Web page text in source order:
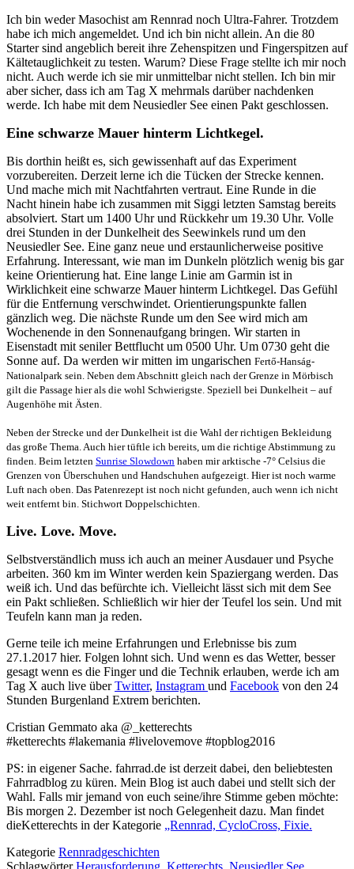
Ich bin weder Masochist am Rennrad noch Ultra-Fahrer. Trotzdem
habe ich mich angemeldet. Und ich bin nicht allein. An die 80
Starter sind angeblich bereit ihre Zehenspitzen und Fingerspitzen auf
Kältetauglichkeit zu testen. Warum? Diese Frage stellte ich mir noch
nicht. Auch werde ich sie mir unmittelbar nicht stellen. Ich bin mir
aber sicher, dass ich am Tag X mehrmals darüber nachdenken
werde. Ich habe mit dem Neusiedler See einen Pakt geschlossen.
Eine schwarze Mauer hinterm Lichtkegel.
Bis dorthin heißt es, sich gewissenhaft auf das Experiment
vorzubereiten. Derzeit lerne ich die Tücken der Strecke kennen.
Und mache mich mit Nachtfahrten vertraut. Eine Runde in die
Nacht hinein habe ich zusammen mit Siggi letzten Samstag bereits
absolviert. Start um 1400 Uhr und Rückkehr um 19.30 Uhr. Volle
drei Stunden in der Dunkelheit des Seewinkels rund um den
Neusiedler See. Eine ganz neue und erstaunlicherweise positive
Erfahrung. Interessant, wie man im Dunkeln plötzlich wenig bis gar
keine Orientierung hat. Eine lange Linie am Garmin ist in
Wirklichkeit eine schwarze Mauer hinterm Lichtkegel. Das Gefühl
für die Entfernung verschwindet. Orientierungspunkte fallen
gänzlich weg. Die nächste Runde um den See wird mich am
Wochenende in den Sonnenaufgang bringen. Wir starten in
Eisenstadt mit seniler Bettflucht um 0500 Uhr. Um 0730 geht die
Sonne auf. Da werden wir mitten im ungarischen Fertő-Hanság-
Nationalpark sein. Neben dem Abschnitt gleich nach der Grenze in Mörbisch
gilt die Passage hier als die wohl Schwierigste. Speziell bei Dunkelheit – auf
Augenhöhe mit Ästen.
Neben der Strecke und der Dunkelheit ist die Wahl der richtigen Bekleidung
das große Thema. Auch hier tüftle ich bereits, um die richtige Abstimmung zu
finden. Beim letzten Sunrise Slowdown haben mir arktische -7° Celsius die
Grenzen von Überschuhen und Handschuhen aufgezeigt. Hier ist noch warme
Luft nach oben. Das Patenrezept ist noch nicht gefunden, auch wenn ich nicht
weit entfernt bin. Stichwort Doppelschichten.
Live. Love. Move.
Selbstverständlich muss ich auch an meiner Ausdauer und Psyche
arbeiten. 360 km im Winter werden kein Spaziergang werden. Das
weiß ich. Und das befürchte ich. Vielleicht lässt sich mit dem See
ein Pakt schließen. Schließlich wir hier der Teufel los sein. Und mit
Teufeln kann man ja reden.
Gerne teile ich meine Erfahrungen und Erlebnisse bis zum
27.1.2017 hier. Folgen lohnt sich. Und wenn es das Wetter, besser
gesagt wenn es die Finger und die Technik erlauben, werde ich am
Tag X auch live überTwitter, Instagram und Facebook von den 24
Stunden Burgenland Extrem berichten.
Cristian Gemmato aka @_ketterechts
#ketterechts #lakemania #livelovemove #topblog2016
PS: in eigener Sache. fahrrad.de ist derzeit dabei, den beliebtesten
Fahrradblog zu küren. Mein Blog ist auch dabei und stellt sich der
Wahl. Falls mir jemand von euch seine/ihre Stimme geben möchte:
Bis morgen 2. Dezember ist noch Gelegenheit dazu. Man findet
dieKetterechts in der Kategorie „Rennrad, CycloCross, Fixie.
Kategorie Rennradgeschichten
SchlagwörterHerausforderung Ketterechts Neusiedler See